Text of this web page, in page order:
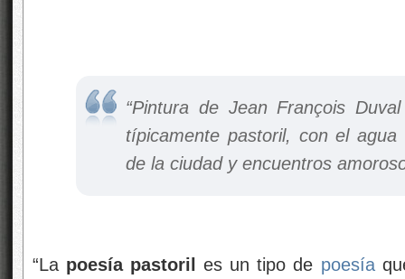
“Pintura de Jean François
típicamente pastoril, con el
de la ciudad y encuentros
“La poesía pastoril es un tipo de poesía